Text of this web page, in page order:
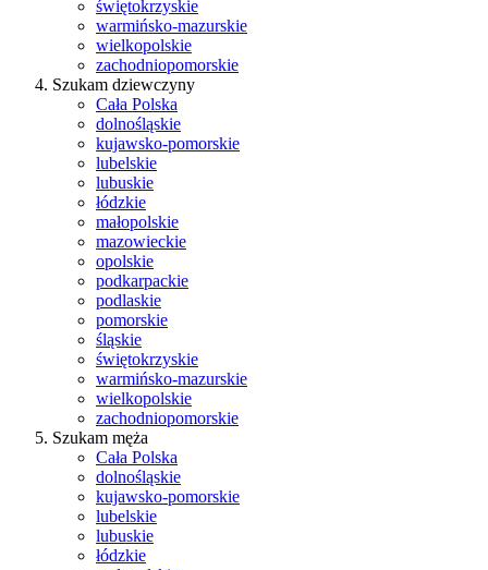
świętokrzyskie
warmińsko-mazurskie
wielkopolskie
zachodniopomorskie
Szukam dziewczyny
Cała Polska
dolnośląskie
kujawsko-pomorskie
lubelskie
lubuskie
łódzkie
małopolskie
mazowieckie
opolskie
podkarpackie
podlaskie
pomorskie
śląskie
świętokrzyskie
warmińsko-mazurskie
wielkopolskie
zachodniopomorskie
Szukam męża
Cała Polska
dolnośląskie
kujawsko-pomorskie
lubelskie
lubuskie
łódzkie